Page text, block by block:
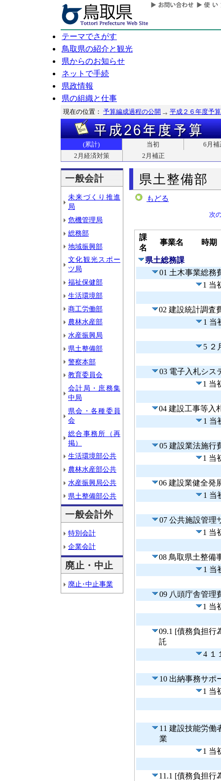
テーマでさがす
鳥取県の紹介と観光
県からのお知らせ
ネットで手続
県政情報
県の組織と仕事
現在の位置： 予算編成過程の公開 平成２６年度予算
(累計) 当初
6月補
2月経済対策
2月補正
一般会計
未来づくり推進
局
危機管理局
総務部
地域振興部
文化観光スポー
ツ局
福祉保健部
生活環境部
商工労働部
農林水産部
水産振興局
県土整備部
警察本部
教育委員会
会計局・庶務集
中局
県会・各種委員
会
総合事務所（再
掲）
生活環境部公共
農林水産部公共
水産振興局公共
県土整備部公共
一般会計外
特別会計
企業会計
廃止・中止
廃止･中止事業
県土整備部
もどる
次
課
名
事業名 時期
県土総務課
01 土木事業総務
1 当
02 建設統計調査
1 当
5 ２
03 電子入札シス
1 当
04 建設工事等入
1 当
05 建設業法施行
1 当
06 建設業健全発
1 当
07 公共施設管理
1 当
08 鳥取県土整備
1 当
09 八頭庁舎管理
1 当
09.1 [債務負担行
託
4 １
10 出納事務サポ
1 当
11 建設技能労働
業
1 当
11.1 [債務負担行